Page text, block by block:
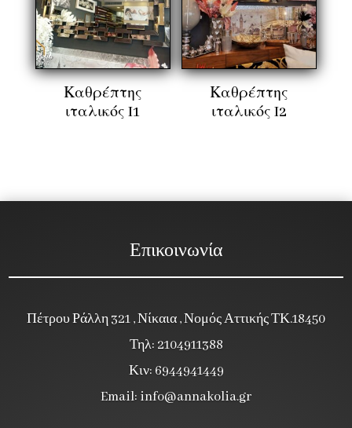
Καθρέπτης
ιταλικός I1
Καθρέπτης
ιταλικός I2
Επικοινωνία
Πέτρου Ράλλη 321 , Νίκαια , Νομός Αττικής ΤΚ.18450
Τηλ: 2104911388
Κιν: 6944941449
Email: info@annakolia.gr